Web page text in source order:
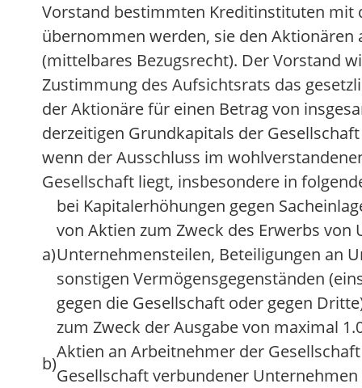
Vorstand bestimmten Kreditinstituten mit
übernommen werden, sie den Aktionären
(mittelbares Bezugsrecht). Der Vorstand
Zustimmung des Aufsichtsrats das
der Aktionäre für einen Betrag von
derzeitigen Grundkapitals der
wenn der Ausschluss im
Gesellschaft liegt, insbesondere in
a)
bei Kapitalerhöhungen gegen
von Aktien zum Zweck des Erwerbs von
Unternehmensteilen, Beteiligungen an
sonstigen Vermögensgegenständen
gegen die Gesellschaft oder gegen
b)
zum Zweck der Ausgabe von maximal
Aktien an Arbeitnehmer der
Gesellschaft verbundener